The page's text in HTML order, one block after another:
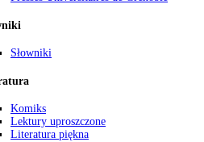
Słowniki
Komiks
Lektury uproszczone
Literatura piękna